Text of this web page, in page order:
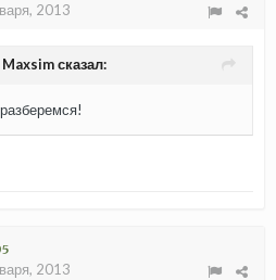
2013
сказал:
2013